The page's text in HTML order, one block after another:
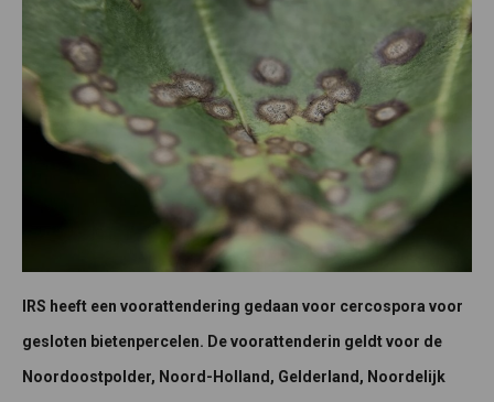
IRS heeft een voorattendering gedaan voor cercospora voor
gesloten bietenpercelen. De voorattenderin geldt voor de
Noordoostpolder, Noord-Holland, Gelderland, Noordelijk